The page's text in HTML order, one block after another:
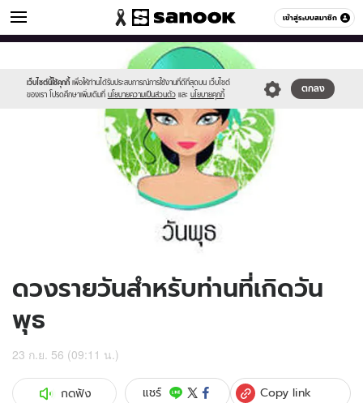
เข้าสู่ระบบสมาชิก
ดูดวง หมวดอื่นๆ
เว็บไซต์นี้ใช้คุกกี้ เพื่อให้ท่านได้รับประสบการณ์การใช้งานที่ดีที่สุดบน เว็บไซต์
ของเรา โปรดศึกษาเพิ่มเติมที่ นโยบายความเป็นส่วนตัว และ นโยบายคุกกี้
ตกลง
//s.isanook.com/sr/0/images/logo-
sanook.png
//s.isanook.com/ho/0/ud/10/51853/170-
ดวงรายวันสำหรับท่านที่เกิดวัน
พุธ
23 ก.ย. 56 (09:11 น.)
กดฟัง แชร์ Copy link